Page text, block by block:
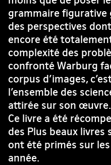
grammaire figurative
des perspectives
encore été
complexité des
confronté Warburg
corpus d’images,
l’ensemble des
attirée sur son œuvre.
Ce livre a été
des Plus beaux livres
ont été primés sur
année.